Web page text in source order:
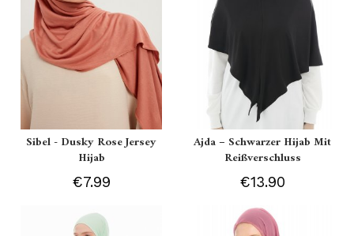
Sibel - Dusky Rose Jersey
Hijab
€7.99
Ajda – Schwarzer Hijab Mit
Reißverschluss
€13.90